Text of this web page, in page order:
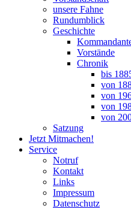
unsere Fahne
Rundumblick
Geschichte
Vorstände
Chronik
bis
von
von
von
von
Satzung
Jetzt Mitmachen!
Service
Notruf
Kontakt
Links
Impressum
Datenschutz